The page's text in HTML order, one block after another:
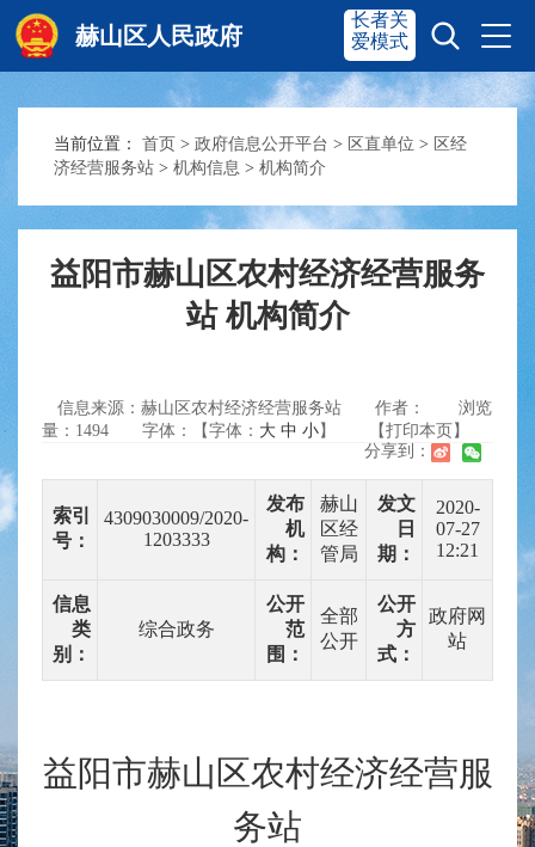
赫山区人民政府
赫山首页 奋进赫山
互动交流
长者关
爱模式
当前位置： 首页 > 政府信息公开平台 > 区直单位 > 区经
济经营服务站 > 机构信息 > 机构简介
益阳市赫山区农村经济经营服务
站 机构简介
信息来源：赫山区农村经济经营服务站 作者：
浏览
量： 1494 字体：【字体： 大 中 小】
【打印本页】
分享到：
索引
号：
4309030009/2020-
1203333
发布
机
构：
赫山
区经
管局
发文
日
期：
2020-
07-27
12:21
信息
类
别：
综合政务
公开
范
围：
全部
公开
公开
方
式：
政府网
站
益阳市赫山区农村经济经营服
务站